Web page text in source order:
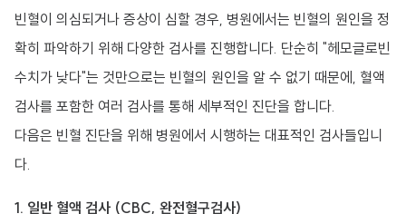
빈혈이 의심되거나 증상이 심할 경우, 병원에서는 빈혈의 원인을 정
확히 파악하기 위해 다양한 검사를 진행합니다. 단순히 "헤모글로빈
수치가 낮다"는 것만으로는 빈혈의 원인을 알 수 없기 때문에, 혈액
검사를 포함한 여러 검사를 통해 세부적인 진단을 합니다.
다음은 빈혈 진단을 위해 병원에서 시행하는 대표적인 검사들입니
다.
1. 일반 혈액 검사 (CBC, 완전혈구검사)